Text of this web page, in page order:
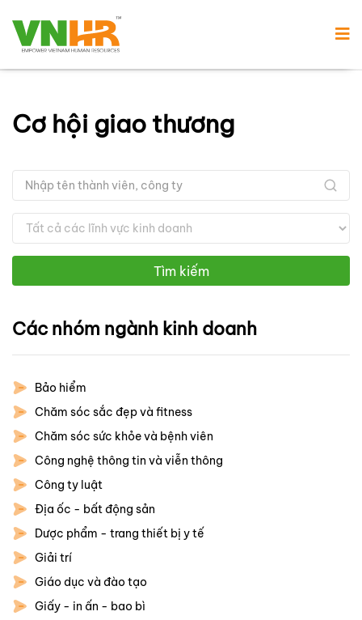
Cơ hội giao thương
Tìm kiếm
Các nhóm ngành kinh doanh
Bảo hiểm
Chăm sóc sắc đẹp và fitness
Chăm sóc sức khỏe và bệnh viên
Công nghệ thông tin và viễn thông
Công ty luật
Địa ốc - bất động sản
Dược phẩm - trang thiết bị y tế
Giải trí
Giáo dục và đào tạo
Giấy - in ấn - bao bì